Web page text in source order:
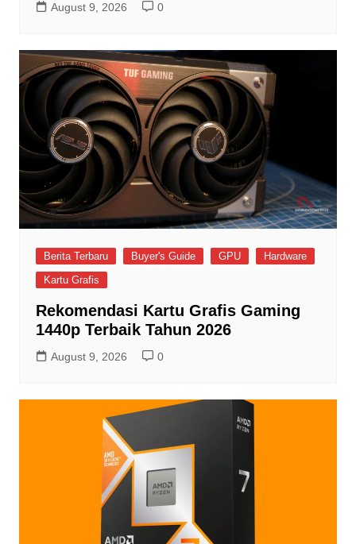
August 9, 2026 0
Berita Terbaru Buyer's Guide GPU
Hardware
Kartu Grafis
Rekomendasi Kartu Grafis Gaming
1440p Terbaik Tahun 2026
August 9, 2026 0